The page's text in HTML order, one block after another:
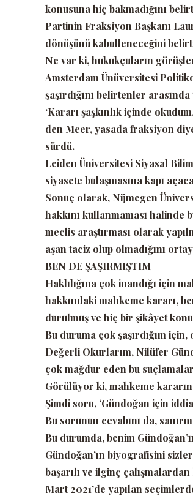
konusuna hiç bakmadığını
Partinin Fraksiyon Başkanı
dönüşünü kabulleneceğini
Ne var ki, hukukçuların
Amsterdam Ünüversitesi
şaşırdığını belirtenler
‘Kararı şaşkınlık içinde
den Meer, yasada fraksiyon
sürdü.
Leiden Üniversitesi Siyasal
siyasete bulaşmasına kapı
Sonuç olarak, Nijmegen
hakkını kullanmaması halinde
meclis araştırması olarak
aşan taciz olup olmadığını
BEN DE ŞAŞIRMIŞTIM
Haklılığına çok inandığı için
hakkındaki mahkeme kararı,
durulmuş ve hiç bir şikâyet
Bu duruma çok şaşırdığım
Değerli Okurlarım, Nilüfer
çok mağdur eden bu
Görülüyor ki, mahkeme
Şimdi soru, ‘Gündoğan için
Bu sorunun cevabını da,
Bu durumda, benim
Gündoğan’ın biyografisini
başarılı ve ilginç
Mart 2021’de yapılan